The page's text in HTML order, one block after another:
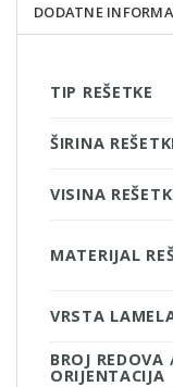
DODATNE
TIP REŠETKE
ŠIRINA
VISINA
MATERIJAL
VRSTA
BROJ REDOVA
ORIJENTACIJA